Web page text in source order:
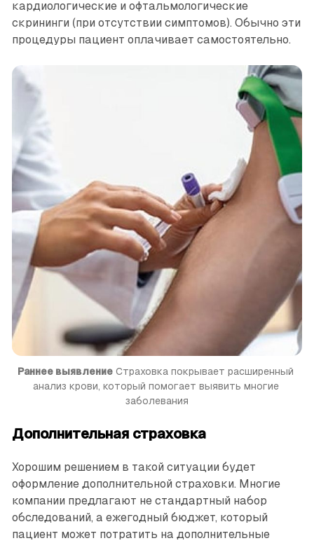
кардиологические и офтальмологические
скрининги (при отсутствии симптомов). Обычно эти
процедуры пациент оплачивает самостоятельно.
Раннее выявление Страховка покрывает расширенный
анализ крови, который помогает выявить многие
заболевания
Дополнительная страховка
Хорошим решением в такой ситуации будет
оформление дополнительной страховки. Многие
компании предлагают не стандартный набор
обследований, а ежегодный бюджет, который
пациент может потратить на дополнительные